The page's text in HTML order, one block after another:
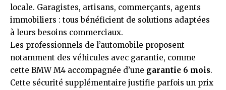
locale. Garagistes, artisans, commerçants, agents
immobiliers : tous bénéficient de solutions adaptées
à leurs besoins commerciaux.
Les professionnels de l’automobile proposent
notamment des véhicules avec garantie, comme
cette BMW M4 accompagnée d’une garantie 6 mois.
Cette sécurité supplémentaire justifie parfois un prix